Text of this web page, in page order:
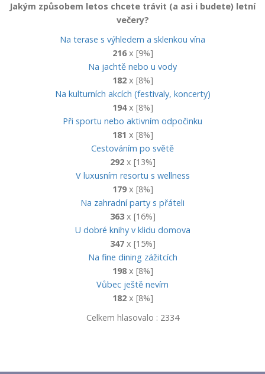
Jakým způsobem letos chcete trávit (a asi i budete) letní
večery?
Na terase s výhledem a sklenkou vína
216x [9%]
Na jachtě nebo u vody
182x [8%]
Na kulturních akcích (festivaly, koncerty)
194x [8%]
Při sportu nebo aktivním odpočinku
181 x [8%]
Cestováním po světě
292x [13%]
V luxusním resortu s wellness
179x [8%]
Na zahradní party s přáteli
363x [16%]
U dobré knihy v klidu domova
347x [15%]
Na fine dining zážitcích
198x [8%]
Vůbec ještě nevím
182x [8%]
Celkem hlasovalo : 2334